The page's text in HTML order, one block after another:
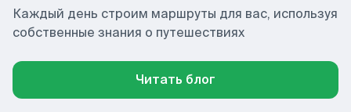
Каждый день строим маршруты для вас, используя
собственные знания о путешествиях
Читать блог